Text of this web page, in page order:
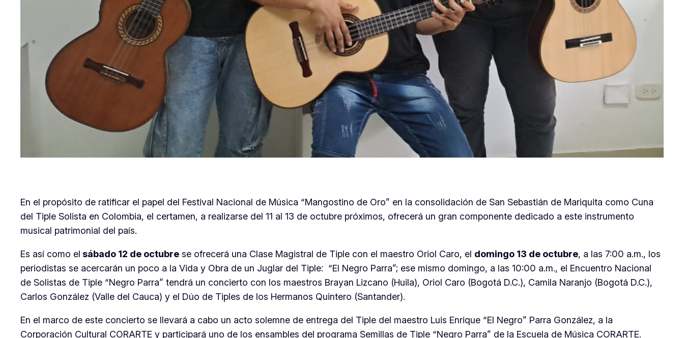
En el propósito de ratificar el papel del Festival Nacional de Música “Mangostino de Oro” en la consolidación de San Sebastián de Mariquita como Cuna
del Tiple Solista en Colombia, el certamen, a realizarse del 11 al 13 de octubre próximos, ofrecerá un gran componente dedicado a este instrumento
musical patrimonial del país.
Es así como el sábado 12 de octubre se ofrecerá una Clase Magistral de Tiple con el maestro Oriol Caro, el domingo 13 de octubre, a las 7:00 a.m., los
periodistas se acercarán un poco a la Vida y Obra de un Juglar del Tiple: “El Negro Parra”; ese mismo domingo, a las 10:00 a.m., el Encuentro Nacional
de Solistas de Tiple “Negro Parra” tendrá un concierto con los maestros Brayan Lizcano (Huila), Oriol Caro (Bogotá D.C.), Camila Naranjo (Bogotá D.C.),
Carlos González (Valle del Cauca) y el Dúo de Tiples de los Hermanos Quintero (Santander).
En el marco de este concierto se llevará a cabo un acto solemne de entrega del Tiple del maestro Luis Enrique “El Negro” Parra González, a la
Corporación Cultural CORARTE y participará uno de los ensambles del programa Semillas de Tiple “Negro Parra” de la Escuela de Música CORARTE.